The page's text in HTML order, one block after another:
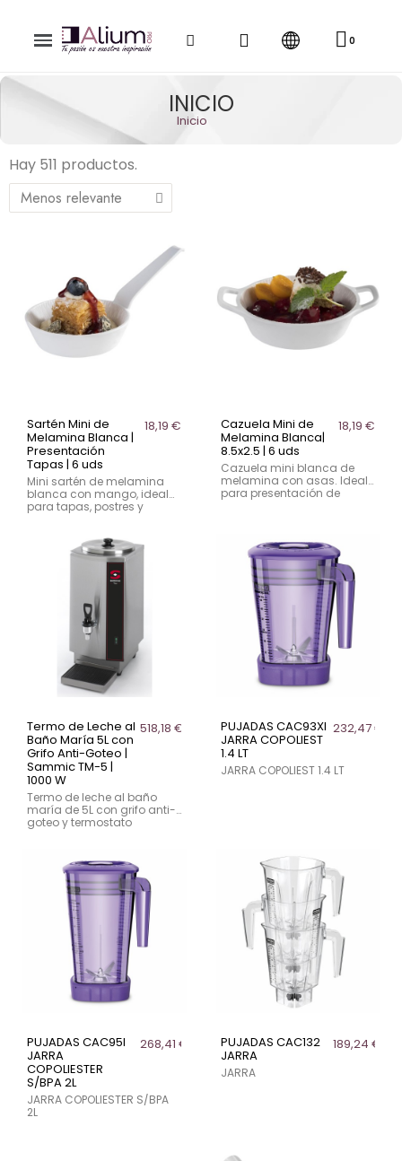
INICIO
Inicio
Hay 511 productos.
Sartén Mini de
Melamina Blanca |
Presentación
Tapas | 6 uds
18,19 €
Mini sartén de melamina
blanca con mango, ideal
para tapas, postres y
y apilable.
Cazuela Mini de
Melamina Blanca|
8.5x2.5 | 6 uds
18,19 €
Cazuela mini blanca de
melamina con asas. Ideal
para presentación de
Termo de Leche al
Baño María 5L con
Grifo Anti-Goteo |
Sammic TM-5 |
1000 W
518,18 €
Termo de leche al baño
maría de 5L con grifo anti-
goteo y termostato
profesional. Potencia de
1000 W.
PUJADAS CAC93XI
JARRA COPOLIEST
1.4 LT
232,47 €
JARRA COPOLIEST 1.4 LT
PUJADAS CAC95I
JARRA
COPOLIESTER
S/BPA 2L
268,41 €
JARRA COPOLIESTER S/BPA
2L
PUJADAS CAC132
JARRA
189,24 €
JARRA